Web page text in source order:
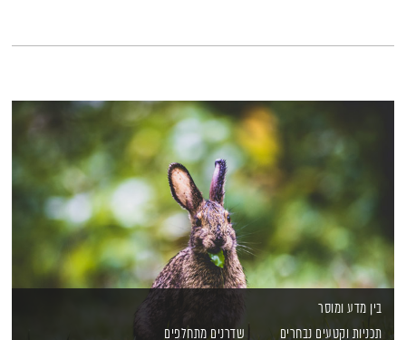
בין מדע ומוסר
תכניות וקטעים נבחרים
שדרנים מתחלפים